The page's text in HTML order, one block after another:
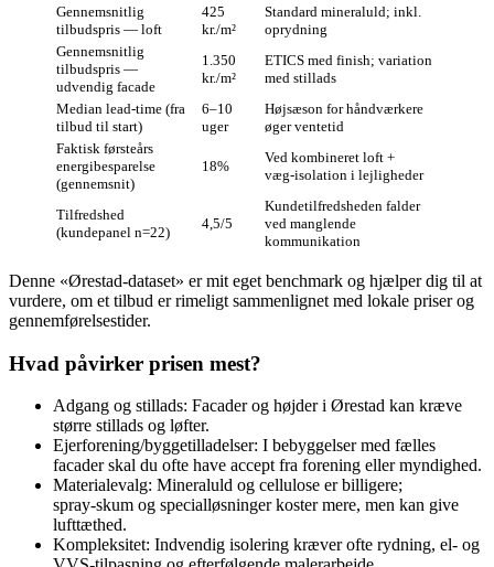
Gennemsnitlig
tilbudspris — loft
425
kr./m²
Standard mineraluld; inkl.
oprydning
Gennemsnitlig
tilbudspris —
udvendig facade
1.350
kr./m²
ETICS med finish; variation
med stillads
Median lead‑time (fra
tilbud til start)
6–10
uger
Højsæson for håndværkere
øger ventetid
Faktisk førsteårs
energibesparelse
(gennemsnit)
18%
Ved kombineret loft +
væg‑isolation i lejligheder
Tilfredshed
(kundepanel n=22)
4,5/5
Kundetilfredsheden falder
ved manglende
kommunikation
Denne «Ørestad‑dataset» er mit eget benchmark og hjælper dig til at
vurdere, om et tilbud er rimeligt sammenlignet med lokale priser og
gennemførelsestider.
Hvad påvirker prisen mest?
Adgang og stillads: Facader og højder i Ørestad kan kræve
større stillads og løfter.
Ejerforening/byggetilladelser: I bebyggelser med fælles
facader skal du ofte have accept fra forening eller myndighed.
Materialevalg: Mineraluld og cellulose er billigere;
spray‑skum og specialløsninger koster mere, men kan give
lufttæthed.
Kompleksitet: Indvendig isolering kræver ofte rydning, el‑ og